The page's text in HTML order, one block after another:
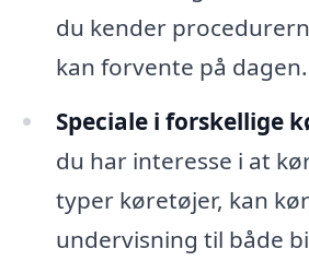
du kender
kan forvente på dagen.
Speciale i forskellige
du har interesse i at
typer køretøjer, kan
undervisning til både